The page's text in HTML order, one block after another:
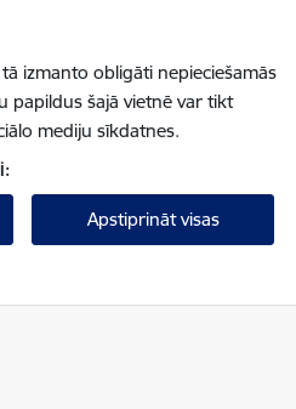
izmanto obligāti nepieciešamās
papildus šajā vietnē var tikt
mediju sīkdatnes.
Apstiprināt visas